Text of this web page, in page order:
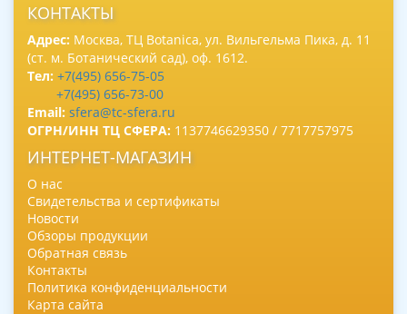
КОНТАКТЫ
Адрес: Москва, ТЦ Botanica, ул. Вильгельма Пика, д. 11
(ст. м. Ботанический сад), оф. 1612.
Тел: +7(495) 656-75-05
+7(495) 656-73-00
Email: sfera@tc-sfera.ru
ОГРН/ИНН ТЦ СФЕРА: 1137746629350 / 7717757975
ИНТЕРНЕТ-МАГАЗИН
О нас
Свидетельства и сертификаты
Новости
Обзоры продукции
Обратная связь
Контакты
Политика конфиденциальности
Карта сайта